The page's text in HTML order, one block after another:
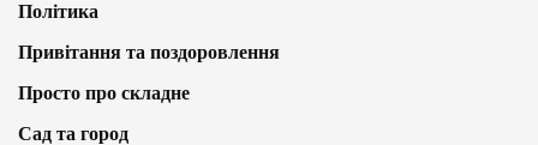
Політика
Привітання та поздоровлення
Просто про складне
Сад та город